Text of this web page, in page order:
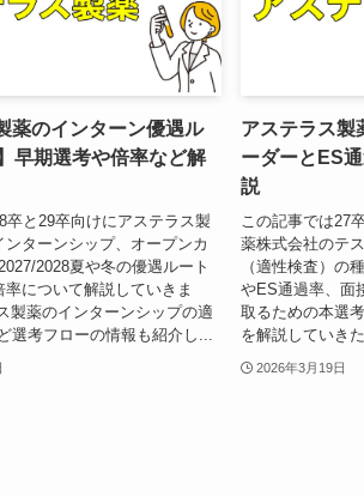
薬のインターン優遇ル
早期選考や倍率など解
卒と29卒向けにアステラス製
ンターンシップ、オープンカ
2028夏や冬の優遇ルート
について解説していきま
製薬のインターンシップの適
選考フローの情報も紹介し...
アステラス製
ーダーとES
説
この記事では27
薬株式会社のテ
（適性検査）の
やES通過率、面
取るための本選
を解説していき
2026年3月19日